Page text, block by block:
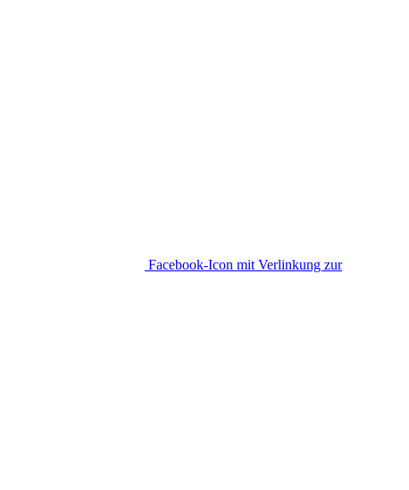
Facebook-Icon mit Verlinkung zur